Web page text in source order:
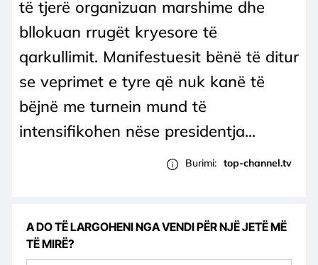
të tjerë organizuan marshime dhe
bllokuan rrugët kryesore të
qarkullimit. Manifestuesit bënë të ditur
se veprimet e tyre që nuk kanë të
bëjnë me turnein mund të
intensifikohen nëse presidentja...
Burimi: top-channel.tv
A DO TË LARGOHENI NGA VENDI PËR NJË JETË MË
TË MIRË?